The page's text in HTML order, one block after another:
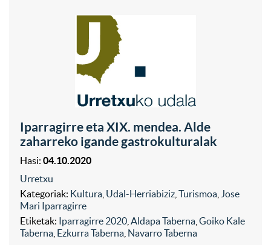
Iparragirre eta XIX. mendea. Alde
zaharreko igande gastrokulturalak
Hasi: 04.10.2020
Urretxu
Kategoriak: Kultura Udal-Herriabiziz Turismoa Jose
Mari Iparragirre
Etiketak: Iparragirre 2020 Aldapa Taberna Goiko Kale
Taberna Ezkurra Taberna Navarro Taberna